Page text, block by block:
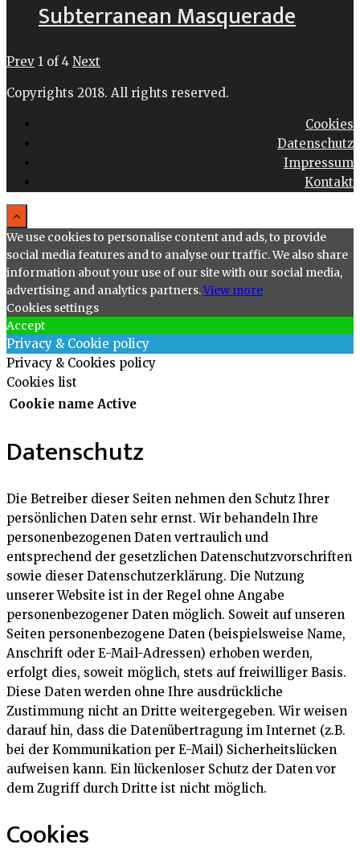
Subterranean Masquerade
Prev 1 of 4 Next
Copyrights 2018. All rights reserved.
Cookies
Datenschutz
Impressum
Kontakt
We use cookies to personalise content and ads, to provide
social media features and to analyse our traffic. We also share
information about your use of our site with our social media,
advertising and analytics partners.View more
Cookies settings
Accept
Privacy & Cookie policy
Privacy & Cookies policy
Cookies list
Cookie name Active
Datenschutz
Die Betreiber dieser Seiten nehmen den Schutz Ihrer
persönlichen Daten sehr ernst. Wir behandeln Ihre
personenbezogenen Daten vertraulich und
entsprechend der gesetzlichen Datenschutzvorschriften
sowie dieser Datenschutzerklärung. Die Nutzung
unserer Website ist in der Regel ohne Angabe
personenbezogener Daten möglich. Soweit auf unseren
Seiten personenbezogene Daten (beispielsweise Name,
Anschrift oder E-Mail-Adressen) erhoben werden,
erfolgt dies, soweit möglich, stets auf freiwilliger Basis.
Diese Daten werden ohne Ihre ausdrückliche
Zustimmung nicht an Dritte weitergegeben. Wir weisen
darauf hin, dass die Datenübertragung im Internet (z.B.
bei der Kommunikation per E-Mail) Sicherheitslücken
aufweisen kann. Ein lückenloser Schutz der Daten vor
dem Zugriff durch Dritte ist nicht möglich.
Cookies